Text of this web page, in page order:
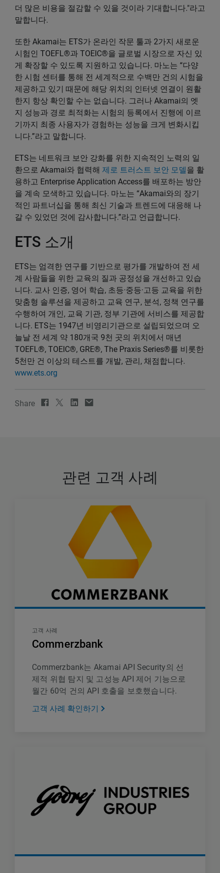
더 많은 비용을 절감할 수 있을 것이라 기대합니다."라고
말합니다.
또한 Akamai는 ETS가 온라인 작문 툴과 2가지 새로운
시험인 TOEFL®과 TOEIC®을 글로벌 시장으로 자신 있
게 확장할 수 있도록 지원하고 있습니다. 마노는 “다양
한 시험 센터를 통해 전 세계적으로 수백만 건의 시험을
제공하고 있기 때문에 해당 위치의 인터넷 연결이 원활
한지 항상 확인할 수는 없습니다. 그러나 Akamai의 엣
지 성능과 경로 최적화는 시험의 등록에서 진행에 이르
기까지 최종 사용자가 경험하는 성능을 크게 변화시킵
니다.”라고 말합니다.
ETS는 네트워크 보안 강화를 위한 지속적인 노력의 일
환으로 Akamai와 협력해 제로 트러스트 보안 모델을 활
용하고 Enterprise Application Access를 배포하는 방안
을 계속 모색하고 있습니다. 마노는 “Akamai와의 장기
적인 파트너십을 통해 최신 기술과 트렌드에 대응해 나
갈 수 있었던 것에 감사합니다.”라고 언급합니다.
ETS 소개
ETS는 엄격한 연구를 기반으로 평가를 개발하여 전 세
계 사람들을 위한 교육의 질과 공정성을 개선하고 있습
니다. 교사 인증, 영어 학습, 초등·중등·고등 교육을 위한
맞춤형 솔루션을 제공하고 교육 연구, 분석, 정책 연구를
수행하여 개인, 교육 기관, 정부 기관에 서비스를 제공합
니다. ETS는 1947년 비영리기관으로 설립되었으며 오
늘날 전 세계 약 180개국 9천 곳의 위치에서 매년
TOEFL®, TOEIC®, GRE®, The Praxis Series®를 비롯한
5천만 건 이상의 테스트를 개발, 관리, 채점합니다.
www.ets.org
Share
관련 고객 사례
고객 사례
Commerzbank
Commerzbank는 Akamai API Security의 선
제적 위협 탐지 및 고성능 API 제어 기능으로
월간 60억 건의 API 호출을 보호했습니다.
고객 사례 확인하기